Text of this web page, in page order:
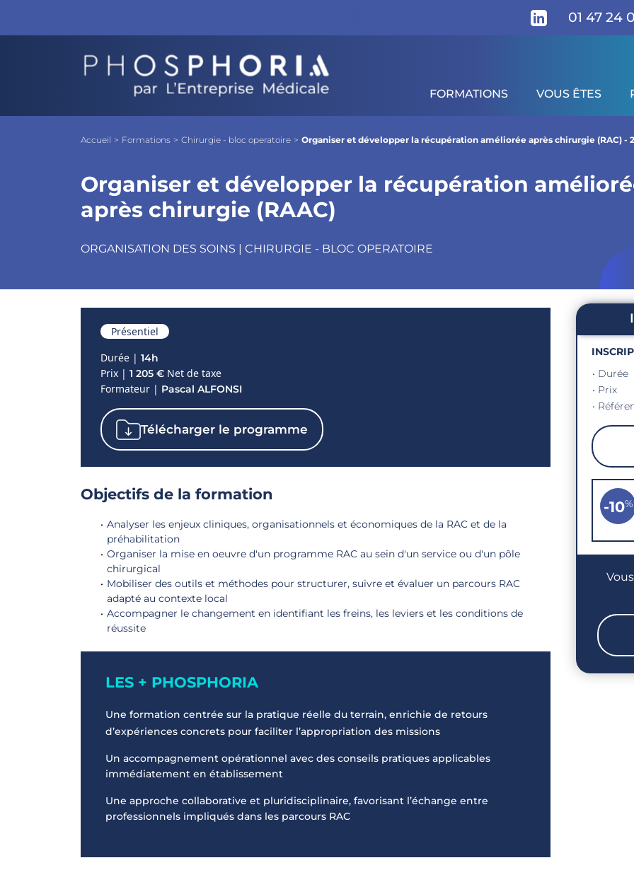
01 47 24
FORMATIONS VOUS ÊTES
Organiser et développer la récupération améliorée après chirurgie (RAC) - 2027
Objectifs Les + Phosphoria Programme Pour qui ? Prérequis Supports
Accueil > Formations > Chirurgie - bloc operatoire > Organiser et développer la récupération améliorée après chirurgie (RAC) -
Organiser et développer la récupération
après chirurgie (RAAC)
ORGANISATION DES SOINS | CHIRURGIE - BLOC OPERATOIRE
Présentiel
Durée | 14h
Prix | 1 205 € Net de taxe
Formateur | Pascal ALFONSI
Télécharger le programme
Objectifs de la formation
Analyser les enjeux cliniques, organisationnels et économiques de la RAC et de la
préhabilitation
Organiser la mise en oeuvre d'un programme RAC au sein d'un service ou d'un pôle
chirurgical
Mobiliser des outils et méthodes pour structurer, suivre et évaluer un parcours RAC
adapté au contexte local
Accompagner le changement en identifiant les freins, les leviers et les conditions de
réussite
LES + PHOSPHORIA
Une formation centrée sur la pratique réelle du terrain, enrichie de retours
d’expériences concrets pour faciliter l’appropriation des missions
Un accompagnement opérationnel avec des conseils pratiques applicables
immédiatement en établissement
Une approche collaborative et pluridisciplinaire, favorisant l’échange entre
professionnels impliqués dans les parcours RAC
• Durée
• Prix
•
-10%